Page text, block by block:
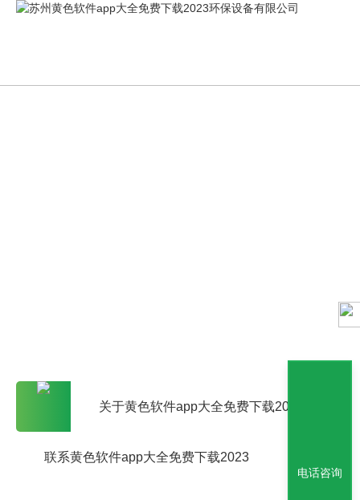
关于黄色软件app大全免费下载2023
联系黄色软件app大全免费下载2023
电话咨询